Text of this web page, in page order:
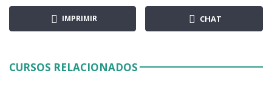
IMPRIMIR CHAT
CURSOS RELACIONADOS